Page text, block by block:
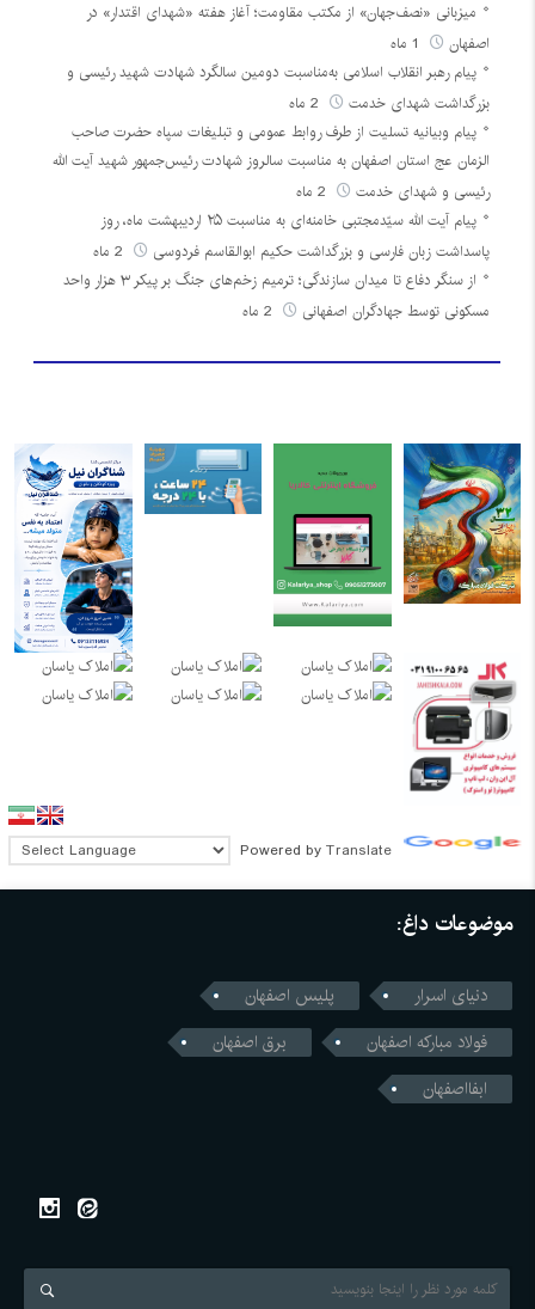
میزبانی «نصف‌جهان» از مکتب مقاومت؛ آغاز هفته «شهدای اقتدار» در
اصفهان
پیام رهبر انقلاب اسلامی به‌مناسبت دومین سالگرد شهادت شهید رئیسی و
بزرگداشت شهدای خدمت
پیام وبیانیه تسلیت از طرف روابط عمومی و تبلیغات سپاه حضرت صاحب
الزمان عج استان اصفهان به مناسبت سالروز شهادت رئیس‌جمهور شهید آیت الله
رئیسی و شهدای خدمت
پیام آیت الله سیّدمجتبی خامنه‌ای به مناسبت ۲۵ اردیبهشت ماه، روز
پاسداشت زبان فارسی و بزرگداشت حکیم ابوالقاسم فردوسی
از سنگر دفاع تا میدان سازندگی؛ ترمیم زخم‌های جنگ بر پیکر ۳ هزار واحد
مسکونی توسط جهادگران اصفهانی
Powered by Translate
موضوعات داغ:
دنیای اسرار
پلیس اصفهان
فولاد مبارکه اصفهان
برق اصفهان
ابفااصفهان